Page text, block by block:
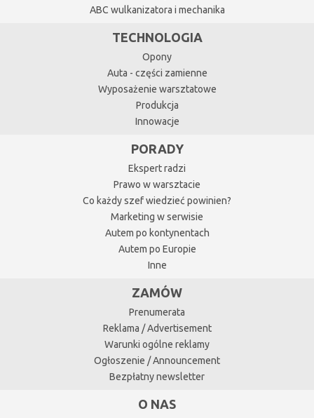
ABC wulkanizatora i mechanika
TECHNOLOGIA
Opony
Auta - części zamienne
Wyposażenie warsztatowe
Produkcja
Innowacje
PORADY
Ekspert radzi
Prawo w warsztacie
Co każdy szef wiedzieć powinien?
Marketing w serwisie
Autem po kontynentach
Autem po Europie
Inne
ZAMÓW
Prenumerata
Reklama / Advertisement
Warunki ogólne reklamy
Ogłoszenie / Announcement
Bezpłatny newsletter
O NAS